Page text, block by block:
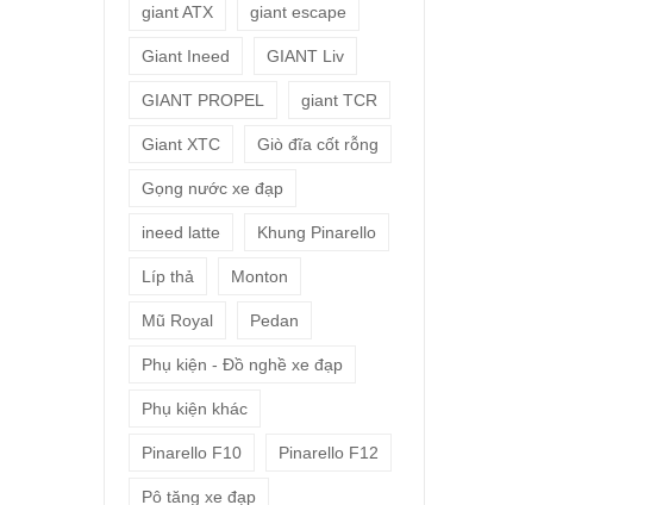
giant ATX giant escape
Giant Ineed GIANT Liv
GIANT PROPEL giant TCR
Giant XTC Giò đĩa cốt rỗng
Gọng nước xe đạp
ineed latte Khung Pinarello
Líp thả Monton
Mũ Royal Pedan
Phụ kiện - Đồ nghề xe đạp
Phụ kiện khác
Pinarello F10 Pinarello F12
Pô tăng xe đạp